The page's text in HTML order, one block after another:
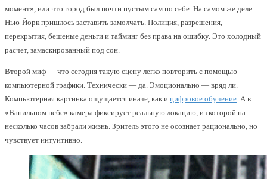
момент», или что город был почти пустым сам по себе. На самом же деле
Нью-Йорк пришлось заставить замолчать. Полиция, разрешения,
перекрытия, бешеные деньги и тайминг без права на ошибку. Это холодный
расчет, замаскированный под сон.
Второй миф — что сегодня такую сцену легко повторить с помощью
компьютерной графики. Технически — да. Эмоционально — вряд ли.
Компьютерная картинка ощущается иначе, как и цифровое обучение . А в
«Ванильном небе» камера фиксирует реальную локацию, из которой на
несколько часов забрали жизнь. Зритель этого не осознает рационально, но
чувствует интуитивно.